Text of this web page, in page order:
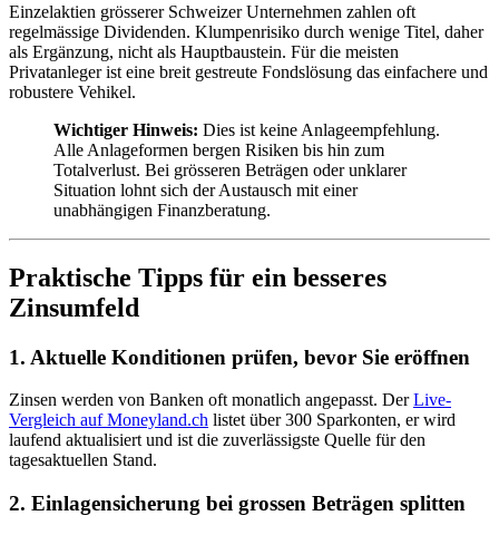
Einzelaktien grösserer Schweizer Unternehmen zahlen oft
regelmässige Dividenden. Klumpenrisiko durch wenige Titel, daher
als Ergänzung, nicht als Hauptbaustein. Für die meisten
Privatanleger ist eine breit gestreute Fondslösung das einfachere und
robustere Vehikel.
Wichtiger Hinweis: Dies ist keine Anlageempfehlung.
Alle Anlageformen bergen Risiken bis hin zum
Totalverlust. Bei grösseren Beträgen oder unklarer
Situation lohnt sich der Austausch mit einer
unabhängigen Finanzberatung.
Praktische Tipps für ein besseres
Zinsumfeld
1. Aktuelle Konditionen prüfen, bevor Sie eröffnen
Zinsen werden von Banken oft monatlich angepasst. DerLive-
Vergleich auf Moneyland.ch listet über 300 Sparkonten, er wird
laufend aktualisiert und ist die zuverlässigste Quelle für den
tagesaktuellen Stand.
2. Einlagensicherung bei grossen Beträgen splitten